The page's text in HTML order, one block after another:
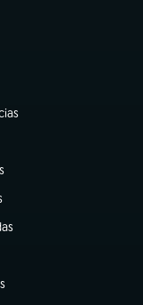
aba)